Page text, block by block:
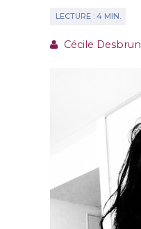
Cécile Desbrun